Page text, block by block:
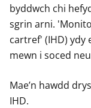
byddwch chi
sgrin arni.
cartref' (IHD) ydy
mewn i soced
Mae’n hawdd
IHD.